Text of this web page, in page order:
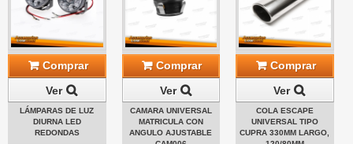
Comprar
Ver
LÁMPARAS DE LUZ
DIURNA LED
REDONDAS
Comprar
Ver
CAMARA UNIVERSAL
MATRICULA CON
ANGULO AJUSTABLE
Comprar
Ver
COLA ESCAPE
UNIVERSAL TIPO
CUPRA 330MM LARGO,